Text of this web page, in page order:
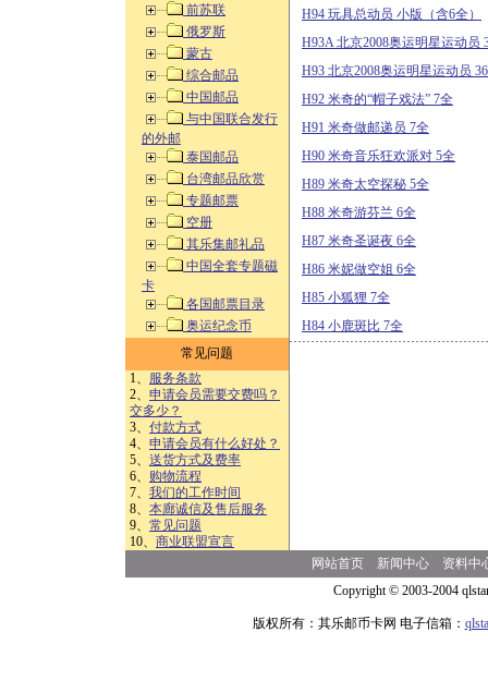
前苏联
俄罗斯
蒙古
综合邮品
中国邮品
与中国联合发行
的外邮
泰国邮品
台湾邮品欣赏
专题邮票
空册
其乐集邮礼品
中国全套专题磁
卡
各国邮票目录
奥运纪念币
常见问题
1、 服务条款
2、 申请会员需要交费吗？
交多少？
3、 付款方式
4、 申请会员有什么好处？
5、 送货方式及费率
6、 购物流程
7、 我们的工作时间
8、 本廊诚信及售后服务
9、 常见问题
10、 商业联盟宣言
H94 玩具总动员 小版（含6全）
H93A 北京2008奥运明星运动员
H93 北京2008奥运明星运动员
H92 米奇的“帽子戏法” 7全
H91 米奇做邮递员 7全
H90 米奇音乐狂欢派对 5全
H89 米奇太空探秘 5全
H88 米奇游芬兰 6全
H87 米奇圣诞夜 6全
H86 米妮做空姐 6全
H85 小狐狸 7全
H84 小鹿斑比 7全
网站首页 新闻中心
资料中
Copyright © 2003-2004
版权所有：其乐邮币卡网 电子信箱：